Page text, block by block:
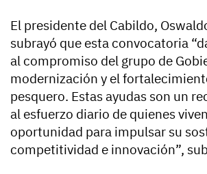
El presidente del Cabildo,
subrayó que esta convocatoria
al compromiso del grupo de
modernización y el
pesquero. Estas ayudas son un
al esfuerzo diario de quienes
oportunidad para impulsar su
competitividad e innovación”,